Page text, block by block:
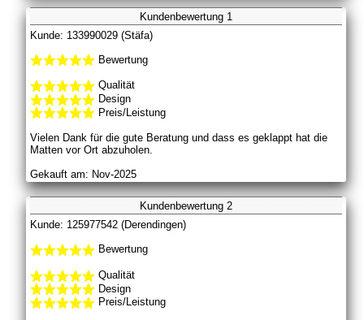
Kundenbewertung 1
Kunde: 133990029 (Stäfa)
Bewertung
Qualität
Design
Preis/Leistung
Vielen Dank für die gute Beratung und dass es geklappt hat die
Matten vor Ort abzuholen.
Gekauft am: Nov-2025
Kundenbewertung 2
Kunde: 125977542 (Derendingen)
Bewertung
Qualität
Design
Preis/Leistung